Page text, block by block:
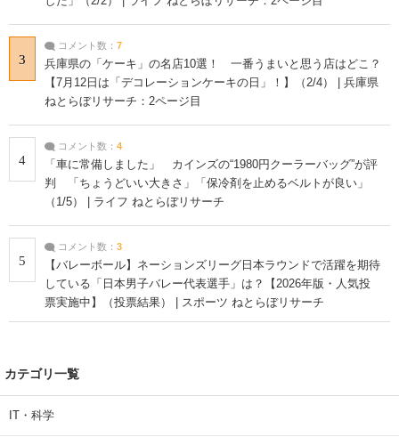
3
コメント数： 7
兵庫県の「ケーキ」の名店10選！ 一番うまいと思う店はどこ？
【7月12日は「デコレーションケーキの日」！】（2/4） | 兵庫県
ねとらぼリサーチ：2ページ目
4
コメント数： 4
「車に常備しました」 カインズの“1980円クーラーバッグ”が評
判 「ちょうどいい大きさ」「保冷剤を止めるベルトが良い」
（1/5） | ライフ ねとらぼリサーチ
5
コメント数： 3
【バレーボール】ネーションズリーグ日本ラウンドで活躍を期待
している「日本男子バレー代表選手」は？【2026年版・人気投
票実施中】（投票結果） | スポーツ ねとらぼリサーチ
カテゴリ一覧
IT・科学